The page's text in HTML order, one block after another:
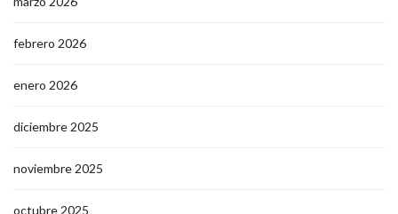
febrero 2026
enero 2026
diciembre 2025
noviembre 2025
octubre 2025